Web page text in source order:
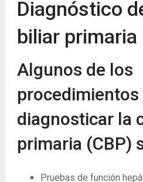
Diagnóstico
biliar primaria
Algunos de los
procedimientos
diagnosticar la
primaria (CBP)
Pruebas de función